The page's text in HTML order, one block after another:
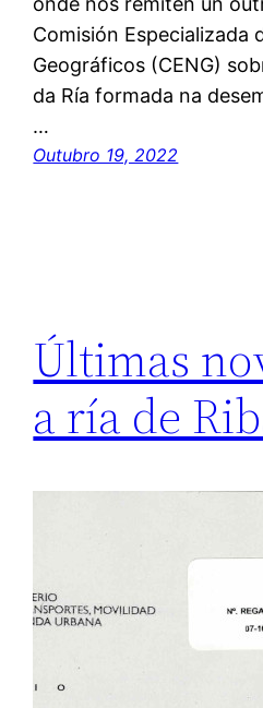
Comisión Especializada
Geográficos (CENG)
da Ría formada na
…
Outubro 19, 2022
Últimas
a ría de